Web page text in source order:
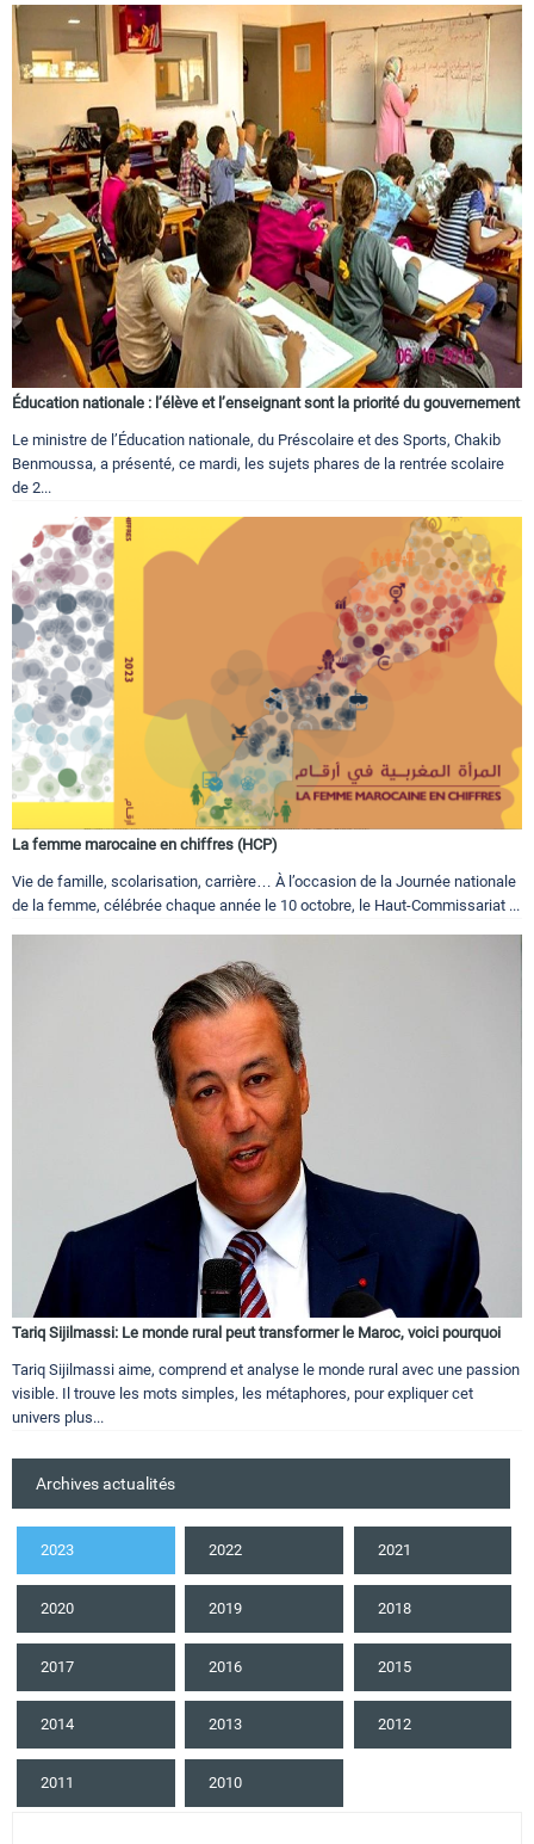
Éducation nationale : l’élève et l’enseignant sont la priorité du gouvernement
Le ministre de l’Éducation nationale, du Préscolaire et des Sports, Chakib
Benmoussa, a présenté, ce mardi, les sujets phares de la rentrée scolaire
de 2...
La femme marocaine en chiffres (HCP)
Vie de famille, scolarisation, carrière… À l’occasion de la Journée nationale
de la femme, célébrée chaque année le 10 octobre, le Haut-Commissariat ...
Tariq Sijilmassi: Le monde rural peut transformer le Maroc, voici pourquoi
Tariq Sijilmassi aime, comprend et analyse le monde rural avec une passion
visible. Il trouve les mots simples, les métaphores, pour expliquer cet
univers plus...
Archives actualités
2023 2022 2021
2020 2019 2018
2017 2016 2015
2014 2013 2012
2011 2010